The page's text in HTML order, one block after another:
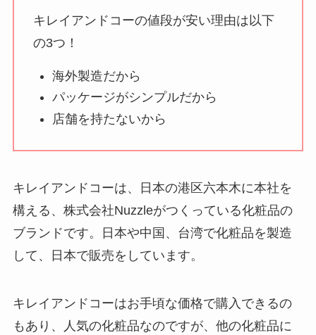
を紹介！
気？安く買う方法も
理由は？3つの理由と
口コミ・評判を紹
介！
想夫恋はなぜ高い？
アレクサンドルドゥ
キレイアンドコーの値段が安い理由は以下
の3つ！
海外製造だから
パッケージがシンプルだから
店舗を持たないから
キレイアンドコーは、日本の港区六本木に本社を
構える、株式会社Nuzzleがつくっている化粧品の
ブランドです。日本や中国、台湾で化粧品を製造
して、日本で販売をしています。
キレイアンドコーはお手頃な価格で購入できるの
もあり、人気の化粧品なのですが、他の化粧品に